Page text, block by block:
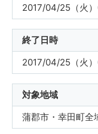
2017/04/25（火
終了日時
2017/04/25（火
対象地域
蒲郡市・幸田町全